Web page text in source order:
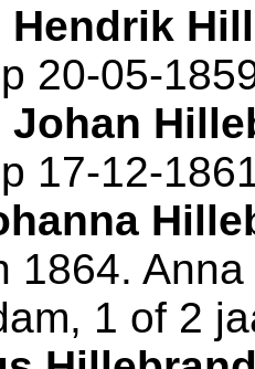
20-05-
17-12-
1864.
, 1 of 2